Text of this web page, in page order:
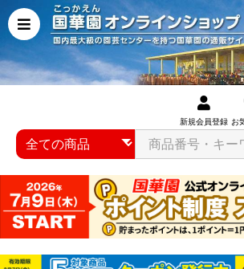
新規会員登録 お